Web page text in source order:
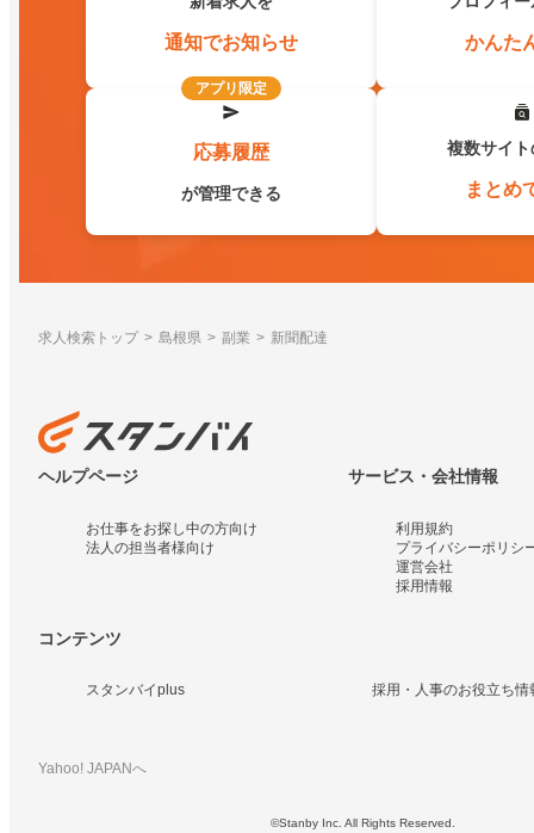
通知でお知らせ かんた
アプリ限定
応募履歴
が管理できる
複数サイ
まとめ
求人検索トップ 島根県 副業 新聞配達
ヘルプページ
お仕事をお探し中の方向け
法人の担当者様向け
サービス・会社情報
利用規約
プライバシーポリシ
運営会社
採用情報
コンテンツ
スタンバイplus 採用・人事のお役立ち情
Yahoo! JAPANへ
©Stanby Inc. All Rights Reserved.